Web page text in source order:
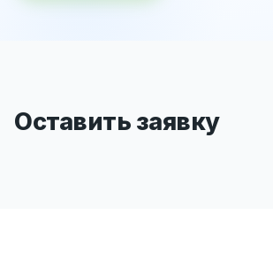
Оставить заявку